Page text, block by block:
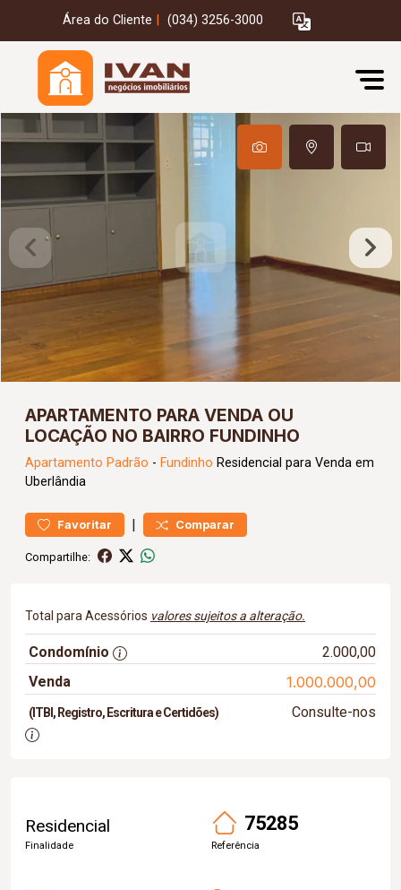
Área do Cliente (034) 3256-3000
APARTAMENTO PARA VENDA OU
LOCAÇÃO NO BAIRRO FUNDINHO
Apartamento Padrão - Fundinho Residencial para Venda em
Uberlândia
Favoritar | Comparar
Compartilhe:
Total para Acessórios valores sujeitos a alteração.
Condomínio
2.000,00
Venda
1.000.000,00
(ITBI, Registro, Escritura e Certidões) Consulte-nos
Residencial
Finalidade
75285
Referência